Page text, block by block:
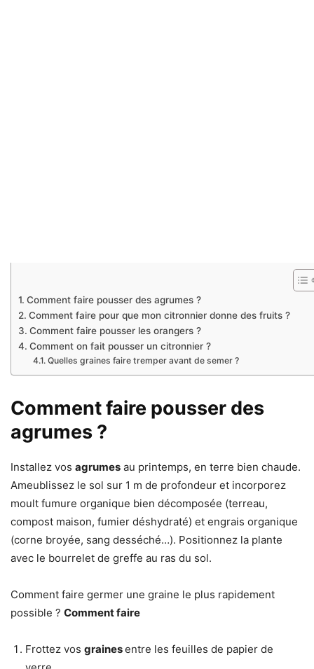
Comment faire pousser des agrumes ?
Comment faire pour que mon citronnier donne des fruits ?
Comment faire pousser les orangers ?
Comment on fait pousser un citronnier ?
Quelles graines faire tremper avant de semer ?
Comment faire pousser des
agrumes ?
Installez vos agrumes au printemps, en terre bien chaude.
Ameublissez le sol sur 1 m de profondeur et incorporez
moult fumure organique bien décomposée (terreau,
compost maison, fumier déshydraté) et engrais organique
(corne broyée, sang desséché…). Positionnez la plante
avec le bourrelet de greffe au ras du sol.
Comment faire germer une graine le plus rapidement
possible ? Comment faire
Frottez vos grainesentre les feuilles de papier de